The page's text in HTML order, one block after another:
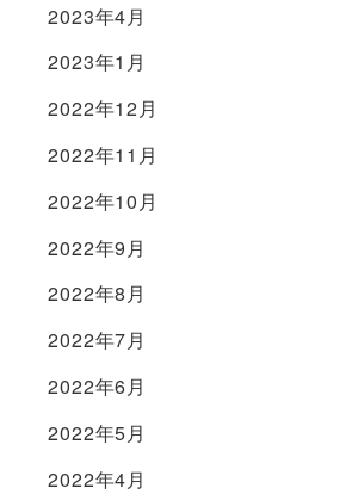
2023年4月
2023年1月
2022年12月
2022年11月
2022年10月
2022年9月
2022年8月
2022年7月
2022年6月
2022年5月
2022年4月